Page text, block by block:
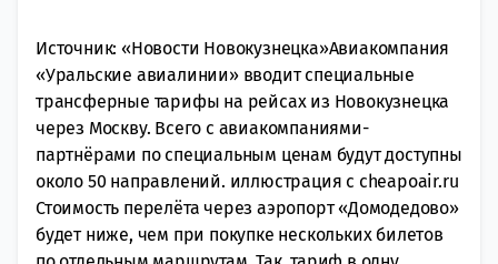
Источник: «Новости Новокузнецка»Авиакомпания
«Уральские авиалинии» вводит специальные
трансферные тарифы на рейсах из Новокузнецка
через Москву. Всего с авиакомпаниями-
партнёрами по специальным ценам будут доступны
около 50 направлений. иллюстрация с cheapoair.ru
Стоимость перелёта через аэропорт «Домодедово»
будет ниже, чем при покупке нескольких билетов